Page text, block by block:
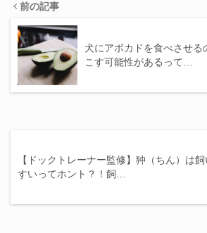
前の記事
犬にアボカドを食べさせる
こす可能性があるって…
【ドックトレーナー監修】狆（ちん）は
すいってホント？！飼…